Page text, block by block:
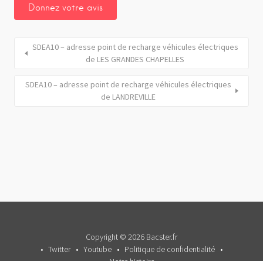
SDEA10 – adresse point de recharge véhicules électriques
de LES GRANDES CHAPELLES
SDEA10 – adresse point de recharge véhicules électriques
de LANDREVILLE
Copyright © 2026 Bacster.fr
Twitter
Youtube
Politique de confidentialité
Notre histoire